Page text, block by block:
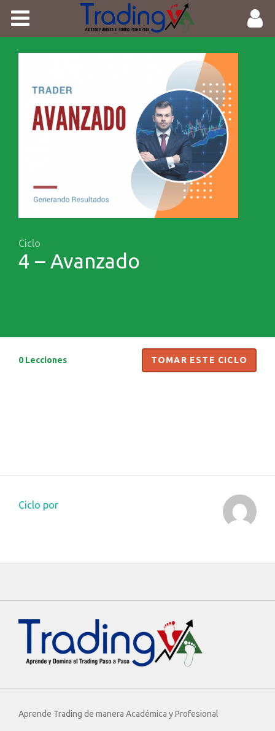
Contactos
Trader en Tiempo Record
Ciclo Novato
Ciclo Intermedio
Ciclo
4 – Avanzado
0 Lecciones
Ciclo por
Aprende Trading de manera Académica y Profesional